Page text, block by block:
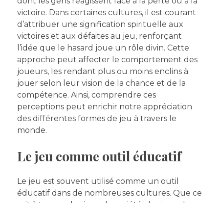
victoire. Dans certaines cultures, il est courant
d’attribuer une signification spirituelle aux
victoires et aux défaites au jeu, renforçant
l’idée que le hasard joue un rôle divin. Cette
approche peut affecter le comportement des
joueurs, les rendant plus ou moins enclins à
jouer selon leur vision de la chance et de la
compétence. Ainsi, comprendre ces
perceptions peut enrichir notre appréciation
des différentes formes de jeu à travers le
monde.
Le jeu comme outil éducatif
Le jeu est souvent utilisé comme un outil
éducatif dans de nombreuses cultures. Que ce